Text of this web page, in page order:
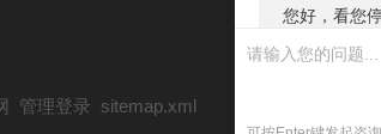
管理登录 sitemap.xml